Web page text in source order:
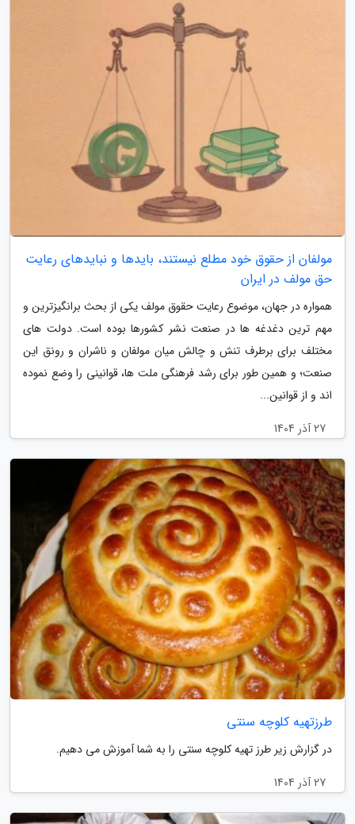
مولفان از حقوق خود مطلع نیستند، بایدها و نبایدهای رعایت
حق مولف در ایران
همواره در جهان، موضوع رعایت حقوق مولف یکی از بحث برانگیزترین و
مهم ترین دغدغه ها در صنعت نشر کشورها بوده است. دولت های
مختلف برای برطرف تنش و چالش میان مولفان و ناشران و رونق این
صنعت؛ و همین طور برای رشد فرهنگی ملت ها، قوانینی را وضع نموده
اند و از قوانین...
27 آذر 1404
طرزتهیه کلوچه سنتی
در گزارش زیر طرز تهیه کلوچه سنتی را به شما آموزش می دهیم.
27 آذر 1404